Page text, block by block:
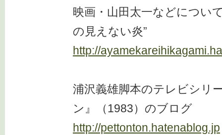
映画・山田太一などについ
の見えない炎”
http://
浦沢義雄脚本のテレビシリ
ン』（1983）のブログ
http://pettonton.hatenablog.jp